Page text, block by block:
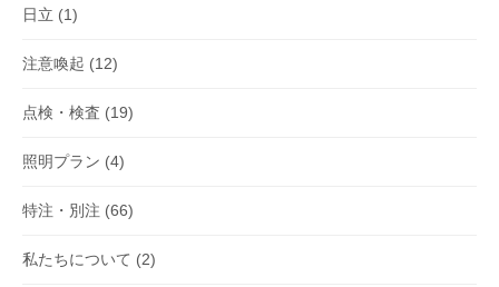
日立 (1)
注意喚起 (12)
点検・検査 (19)
照明プラン (4)
特注・別注 (66)
私たちについて (2)